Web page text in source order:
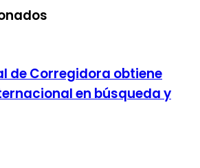
de Corregidora obtiene
en búsqueda y